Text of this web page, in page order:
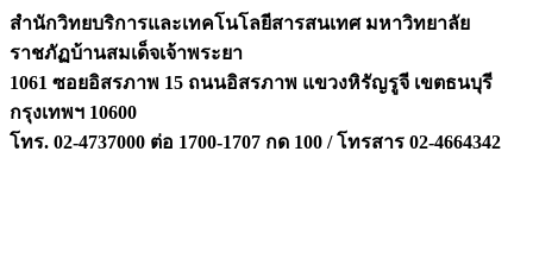
สำนักวิทยบริการและเทคโนโลยีสารสนเทศ มหาวิทยาลัย
ราชภัฏบ้านสมเด็จเจ้าพระยา
1061 ซอยอิสรภาพ 15 ถนนอิสรภาพ แขวงหิรัญรูจี เขตธนบุรี
กรุงเทพฯ 10600
โทร. 02-4737000 ต่อ 1700-1707 กด 100 / โทรสาร 02-4664342